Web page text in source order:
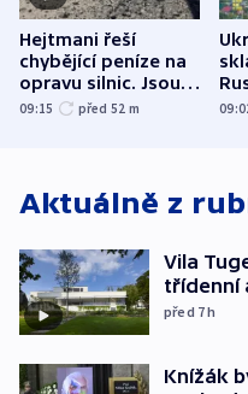
Hejtmani řeší
chybějící peníze na
opravu silnic. Jsou
nenárokové, namítá
09:15 před 52 m
Aktuálně z
Vila
třídenní
před 7h
Knížák